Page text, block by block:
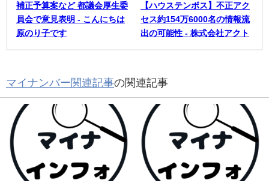
補正予算案など 都議会厚生委
員会で意見表明 - こんにちは
原のり子です
【ハウステンボス】不正アク
セス約154万6000名の情報流
出の可能性 - 株式会社アクト
マイナンバー関連記事の関連記事